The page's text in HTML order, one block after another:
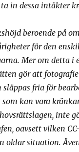
in dessa intäkter
beroende på
för den
Mer om detta i
gör att
fria för
kan vara
inte
oavsett vilken
oklar situation.